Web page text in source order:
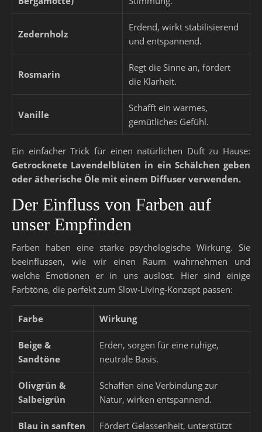
Zedernholz
Erdend, wirkt stabilisierend
und entspannend.
Rosmarin
Regt die Sinne an, fördert
die Klarheit.
Vanille
Schafft ein warmes,
gemütliches Gefühl.
Ein einfacher Trick für einen natürlichen Duft zu Hause:
Getrocknete Lavendelblüten in ein Schälchen geben
oder ätherische Öle mit einem Diffuser verwenden.
Der Einfluss von Farben auf
unser Empfinden
Farben haben eine starke psychologische Wirkung. Sie
beeinflussen, wie wir einen Raum wahrnehmen und
welche Emotionen er in uns auslöst. Hier sind einige
Farbtöne, die perfekt zum Slow-Living-Konzept passen:
Farbe Wirkung
Beige &
Sandtöne
Erden, sorgen für eine ruhige,
neutrale Basis.
Olivgrün &
Salbeigrün
Schaffen eine Verbindung zur
Natur, wirken entspannend.
Blau in sanften
Fördert Gelassenheit, unterstützt